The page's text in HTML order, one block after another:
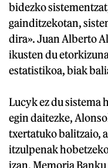
bidezko
gainditzekotan,
dira». Juan Alberto
ikusten du
estatistikoa, biak
Lucyk ez du
egin daitezke,
txertatuko balitzaio,
itzulpenak
izan, Memoria